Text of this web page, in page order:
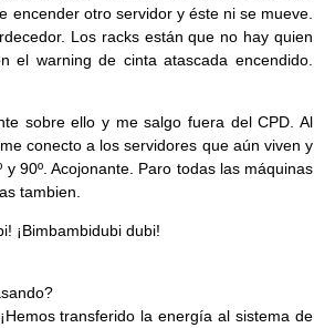
encender otro servidor y éste ni se mueve.
Los racks están que no hay quien
el warning de cinta atascada encendido.
sobre ello y me salgo fuera del CPD. Al
conecto a los servidores que aún viven y
90º. Acojonante. Paro todas las máquinas
tambien.
¡Bimbambidubi dubi!
transferido la energía al sistema de